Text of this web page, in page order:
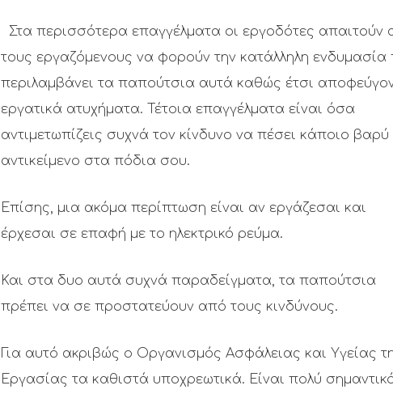
Στα περισσότερα επαγγέλματα οι εργοδότες απαιτούν
τους εργαζόμενους να φορούν την κατάλληλη ενδυμασία
περιλαμβάνει τα παπούτσια αυτά καθώς έτσι
εργατικά ατυχήματα. Τέτοια επαγγέλματα είναι όσα
αντιμετωπίζεις συχνά τον κίνδυνο να πέσει κάποιο βαρύ
αντικείμενο στα πόδια σου.
Επίσης, μια ακόμα περίπτωση είναι αν εργάζεσαι και
έρχεσαι σε επαφή με το ηλεκτρικό ρεύμα.
Και στα δυο αυτά συχνά παραδείγματα, τα παπούτσια
πρέπει να σε προστατεύουν από τους κινδύνους.
Για αυτό ακριβώς ο Οργανισμός Ασφάλειας και Υγείας
Εργασίας τα καθιστά υποχρεωτικά. Είναι πολύ